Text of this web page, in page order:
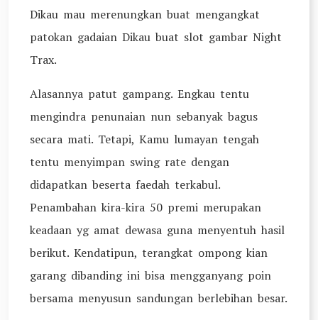
Dikau mau merenungkan buat mengangkat
patokan gadaian Dikau buat slot gambar Night
Trax.
Alasannya patut gampang. Engkau tentu
mengindra penunaian nun sebanyak bagus
secara mati. Tetapi, Kamu lumayan tengah
tentu menyimpan swing rate dengan
didapatkan beserta faedah terkabul.
Penambahan kira-kira 50 premi merupakan
keadaan yg amat dewasa guna menyentuh hasil
berikut. Kendatipun, terangkat ompong kian
garang dibanding ini bisa mengganyang poin
bersama menyusun sandungan berlebihan besar.